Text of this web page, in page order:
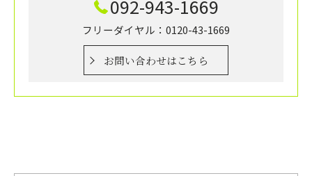
092-943-1669
フリーダイヤル：0120-43-1669
お問い合わせはこちら